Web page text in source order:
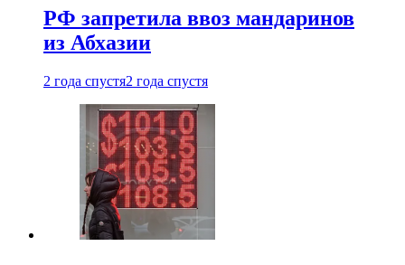
РФ запретила ввоз мандаринов
из Абхазии
2 года спустя2 года спустя